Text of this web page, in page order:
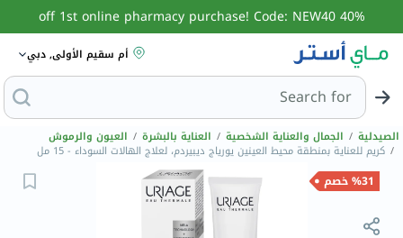
40% off 1st online pharmacy purchase! Code: NEW40
أم سقيم الأولى, دبي
Search for
الصيدلية / الجمال والعناية الشخصية / العناية بالبشرة / العيون والرموش
/ كريم للعناية بمنطقة محيط العينين يورياج ديبيردم، لعلاج الهالات السوداء - 15 مل
%31 خصم